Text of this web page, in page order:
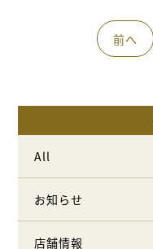
前へ
All
お知らせ
店舗情報